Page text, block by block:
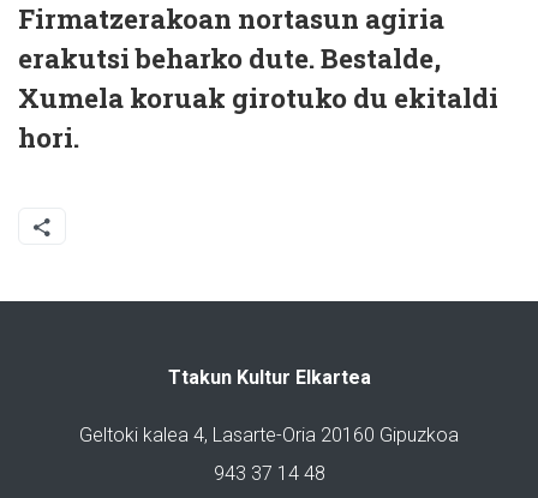
Firmatzerakoan nortasun agiria
erakutsi beharko dute. Bestalde,
Xumela koruak girotuko du ekitaldi
hori.
Ttakun Kultur Elkartea
Geltoki kalea 4, Lasarte-Oria 20160 Gipuzkoa
943 37 14 48